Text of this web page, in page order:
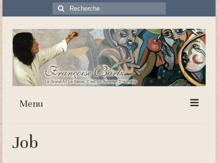
Rechercher
:
Menu
Biographie
Job